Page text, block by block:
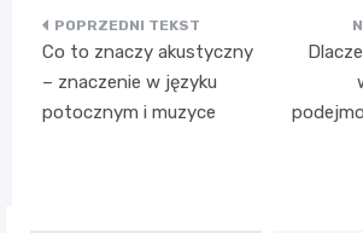
Nawigacja
wpisu
Co to znaczy akustyczny
– znaczenie w języku
potocznym i muzyce